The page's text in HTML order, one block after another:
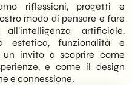
riflessioni, progetti e
modo di pensare e fare
artificiale,
estetica, funzionalità e
invito a scoprire come
e come il design
e connessione.